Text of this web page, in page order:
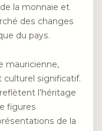
la monnaie et
des changes
du pays.
mauricienne,
culturel significatif.
l’héritage
figures
de la